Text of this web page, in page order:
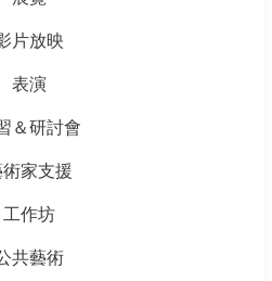
片放映
表演
＆研討會
術家支援
工作坊
共藝術